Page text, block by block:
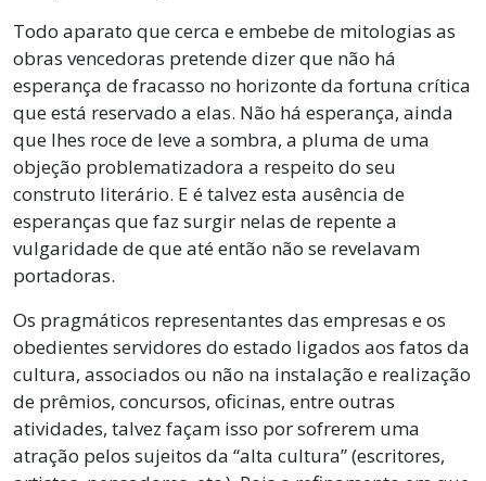
Todo aparato que cerca e embebe de mitologias as
obras vencedoras pretende dizer que não há
esperança de fracasso no horizonte da fortuna crítica
que está reservado a elas. Não há esperança, ainda
que lhes roce de leve a sombra, a pluma de uma
objeção problematizadora a respeito do seu
construto literário. E é talvez esta ausência de
esperanças que faz surgir nelas de repente a
vulgaridade de que até então não se revelavam
portadoras.
Os pragmáticos representantes das empresas e os
obedientes servidores do estado ligados aos fatos da
cultura, associados ou não na instalação e realização
de prêmios, concursos, oficinas, entre outras
atividades, talvez façam isso por sofrerem uma
atração pelos sujeitos da “alta cultura” (escritores,